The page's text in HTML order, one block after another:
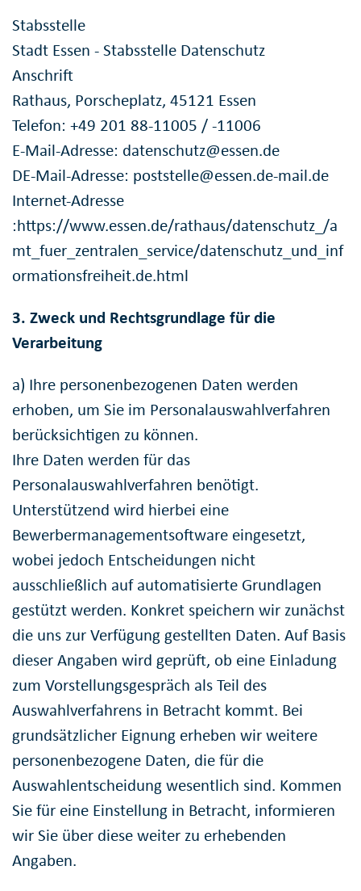
Stabsstelle
Stadt Essen - Stabsstelle Datenschutz
Anschrift
Rathaus, Porscheplatz, 45121 Essen
Telefon: +49 201 88-11005 / -11006
E-Mail-Adresse: datenschutz@essen.de
DE-Mail-Adresse: poststelle@essen.de-mail.de
Internet-Adresse
:https://www.essen.de/rathaus/datenschutz_/a
mt_fuer_zentralen_service/datenschutz_und_inf
ormationsfreiheit.de.html
3. Zweck und Rechtsgrundlage für die
Verarbeitung
a) Ihre personenbezogenen Daten werden
erhoben, um Sie im Personalauswahlverfahren
berücksichtigen zu können.
Ihre Daten werden für das
Personalauswahlverfahren benötigt.
Unterstützend wird hierbei eine
Bewerbermanagementsoftware eingesetzt,
wobei jedoch Entscheidungen nicht
ausschließlich auf automatisierte Grundlagen
gestützt werden. Konkret speichern wir zunächst
die uns zur Verfügung gestellten Daten. Auf Basis
dieser Angaben wird geprüft, ob eine Einladung
zum Vorstellungsgespräch als Teil des
Auswahlverfahrens in Betracht kommt. Bei
grundsätzlicher Eignung erheben wir weitere
personenbezogene Daten, die für die
Auswahlentscheidung wesentlich sind. Kommen
Sie für eine Einstellung in Betracht, informieren
wir Sie über diese weiter zu erhebenden
Angaben.